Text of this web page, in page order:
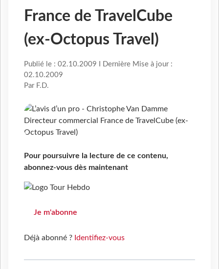
France de TravelCube
(ex-Octopus Travel)
Publié le : 02.10.2009 I Dernière Mise à jour :
02.10.2009
Par F.D.
Pour poursuivre la lecture de ce contenu,
abonnez-vous dès maintenant
Je m'abonne
Déjà abonné ? Identifiez-vous